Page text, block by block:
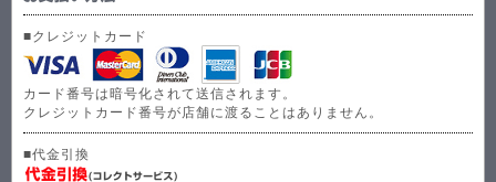
■クレジットカード
カード番号は暗号化されて送信されます。
クレジットカード番号が店舗に渡ることはありません。
■代金引換